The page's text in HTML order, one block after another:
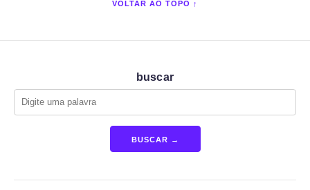
VOLTAR AO TOPO ↑
buscar
BUSCAR →